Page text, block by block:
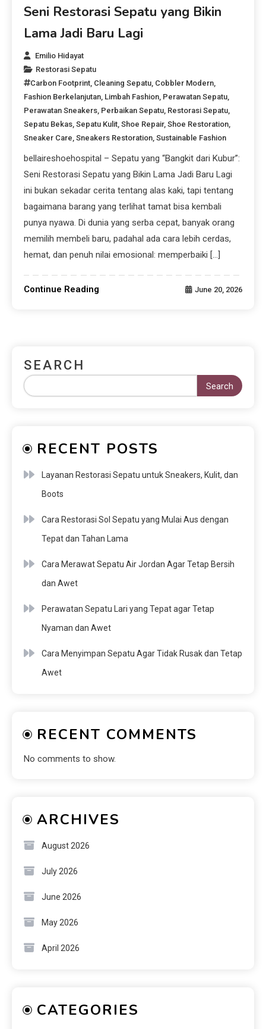
Seni Restorasi Sepatu yang Bikin
Lama Jadi Baru Lagi
Emilio Hidayat
Restorasi Sepatu
Carbon Footprint Cleaning Sepatu Cobbler Modern
Fashion Berkelanjutan Limbah Fashion Perawatan Sepatu
Perawatan Sneakers Perbaikan Sepatu Restorasi Sepatu
Sepatu Bekas ,Sepatu Kulit ,Shoe Repair,Shoe Restoration
Sneaker Care ,Sneakers Restoration ,Sustainable Fashion
bellaireshoehospital – Sepatu yang “Bangkit dari Kubur”:
Seni Restorasi Sepatu yang Bikin Lama Jadi Baru Lagi
ini bukan sekadar cerita tentang alas kaki, tapi tentang
bagaimana barang yang terlihat tamat bisa kembali
punya nyawa. Di dunia yang serba cepat, banyak orang
memilih membeli baru, padahal ada cara lebih cerdas,
hemat, dan penuh nilai emosional: memperbaiki […]
Continue Reading June 20, 2026
SEARCH
Search
RECENT POSTS
Layanan Restorasi Sepatu untuk Sneakers, Kulit, dan
Boots
Cara Restorasi Sol Sepatu yang Mulai Aus dengan
Tepat dan Tahan Lama
Cara Merawat Sepatu Air Jordan Agar Tetap Bersih
dan Awet
Perawatan Sepatu Lari yang Tepat agar Tetap
Nyaman dan Awet
Cara Menyimpan Sepatu Agar Tidak Rusak dan Tetap
Awet
RECENT COMMENTS
No comments to show.
ARCHIVES
August 2026
July 2026
June 2026
May 2026
April 2026
CATEGORIES